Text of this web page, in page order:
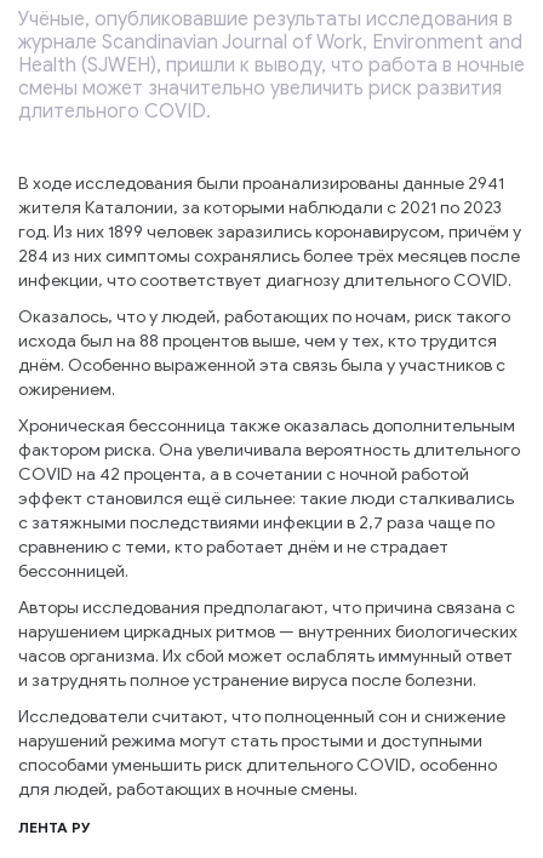
Учёные, опубликовавшие результаты исследования в
журнале Scandinavian Journal of Work, Environment and
Health (SJWEH), пришли к выводу, что работа в ночные
смены может значительно увеличить риск развития
длительного COVID.
В ходе исследования были проанализированы данные 2941
жителя Каталонии, за которыми наблюдали с 2021 по 2023
год. Из них 1899 человек заразились коронавирусом, причём у
284 из них симптомы сохранялись более трёх месяцев после
инфекции, что соответствует диагнозу длительного COVID.
Оказалось, что у людей, работающих по ночам, риск такого
исхода был на 88 процентов выше, чем у тех, кто трудится
днём. Особенно выраженной эта связь была у участников с
ожирением.
Хроническая бессонница также оказалась дополнительным
фактором риска. Она увеличивала вероятность длительного
COVID на 42 процента, а в сочетании с ночной работой
эффект становился ещё сильнее: такие люди сталкивались
с затяжными последствиями инфекции в 2,7 раза чаще по
сравнению с теми, кто работает днём и не страдает
бессонницей.
Авторы исследования предполагают, что причина связана с
нарушением циркадных ритмов — внутренних биологических
часов организма. Их сбой может ослаблять иммунный ответ
и затруднять полное устранение вируса после болезни.
Исследователи считают, что полноценный сон и снижение
нарушений режима могут стать простыми и доступными
способами уменьшить риск длительного COVID, особенно
для людей, работающих в ночные смены.
ЛЕНТА РУ